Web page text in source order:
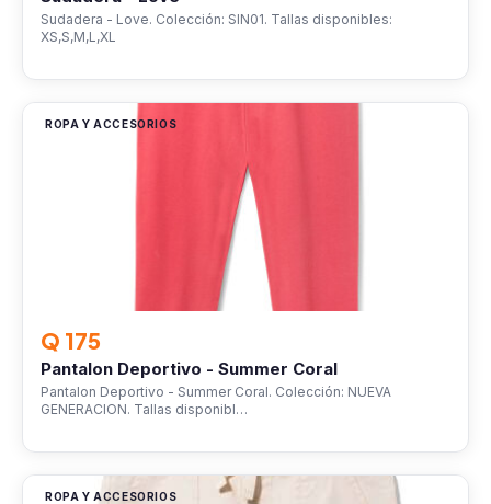
Sudadera - Love. Colección: SIN01. Tallas disponibles:
XS,S,M,L,XL
ROPA Y ACCESORIOS
Q 175
Pantalon Deportivo - Summer Coral
Pantalon Deportivo - Summer Coral. Colección: NUEVA
GENERACION. Tallas disponibl…
ROPA Y ACCESORIOS